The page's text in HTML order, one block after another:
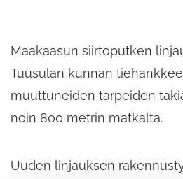
Maakaasun siirtoputken
Tuusulan kunnan
muuttuneiden tarpeiden
noin 800 metrin matkalta.
Uuden linjauksen